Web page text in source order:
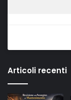
Articoli recenti